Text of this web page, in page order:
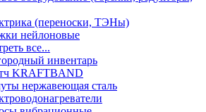
(переноски, ТЭНы)
нейлоновые
все...
инвентарь
KRAFTBAND
нержавеющая сталь